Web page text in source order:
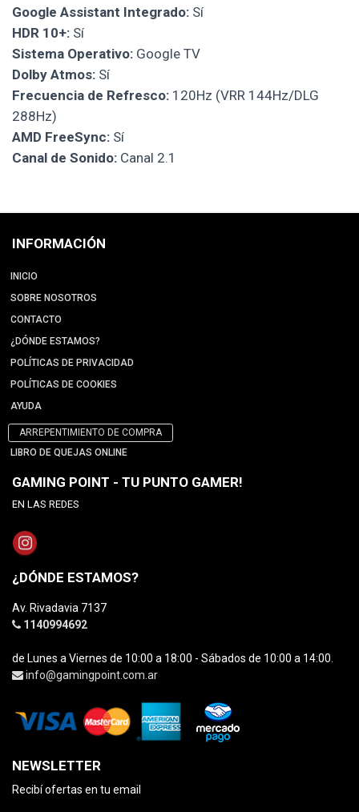
Google Assistant Integrado: Sí
HDR 10+: Sí
Sistema Operativo: Google TV
Dolby Atmos: Sí
Frecuencia de Refresco: 120Hz (VRR 144Hz/DLG
288Hz)
AMD FreeSync: Sí
Canal de Sonido: Canal 2.1
INFORMACIÓN
INICIO
SOBRE NOSOTROS
CONTACTO
¿DÓNDE ESTAMOS?
POLÍTICAS DE PRIVACIDAD
POLÍTICAS DE COOKIES
AYUDA
ARREPENTIMIENTO DE COMPRA
LIBRO DE QUEJAS ONLINE
GAMING POINT - TU PUNTO GAMER!
EN LAS REDES
¿DÓNDE ESTAMOS?
Av. Rivadavia 7137
1140994692
de Lunes a Viernes de 10:00 a 18:00 - Sábados de 10:00 a 14:00.
info@gamingpoint.com.ar
NEWSLETTER
Recibí ofertas en tu email